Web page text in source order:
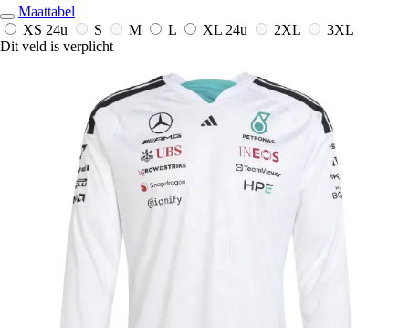
Maattabel
XS 24u S M L XL 24u 2XL
3XL
Dit veld is verplicht